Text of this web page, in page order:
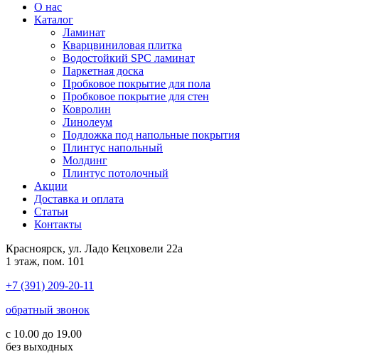
О нас
Каталог
Ламинат
Кварцвиниловая плитка
Водостойкий SPC ламинат
Паркетная доска
Пробковое покрытие для пола
Пробковое покрытие для стен
Ковролин
Линолеум
Подложка под напольные покрытия
Плинтус напольный
Молдинг
Плинтус потолочный
Акции
Доставка и оплата
Cтатьи
Контакты
Красноярск, ул. Ладо Кецховели 22а
1 этаж, пом. 101
+7 (391) 209-20-11
обратный звонок
с 10.00 до 19.00
без выходных